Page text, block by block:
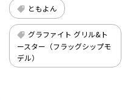
ともよん
グラファイト グリル&ト
ースター（フラッグシップモ
デル）